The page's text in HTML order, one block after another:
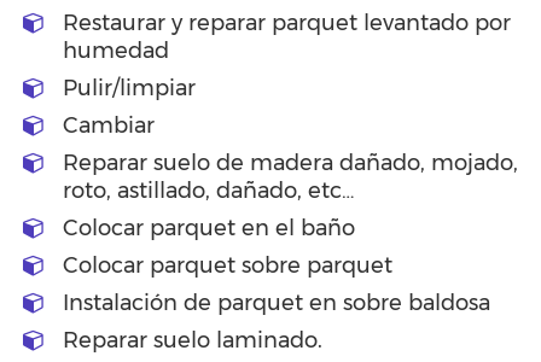
Restaurar y reparar parquet levantado por
humedad
Pulir/limpiar
Cambiar
Reparar suelo de madera dañado, mojado,
roto, astillado, dañado, etc…
Colocar parquet en el baño
Colocar parquet sobre parquet
Instalación de parquet en sobre baldosa
Reparar suelo laminado.